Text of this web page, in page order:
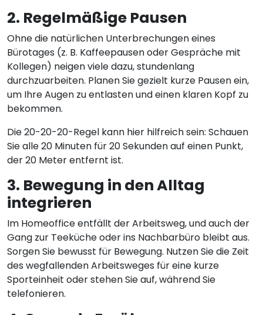
2. Regelmäßige Pausen
Ohne die natürlichen Unterbrechungen eines
Bürotages (z. B. Kaffeepausen oder Gespräche mit
Kollegen) neigen viele dazu, stundenlang
durchzuarbeiten. Planen Sie gezielt kurze Pausen ein,
um Ihre Augen zu entlasten und einen klaren Kopf zu
bekommen.
Die 20-20-20-Regel kann hier hilfreich sein: Schauen
Sie alle 20 Minuten für 20 Sekunden auf einen Punkt,
der 20 Meter entfernt ist.
3. Bewegung in den Alltag
integrieren
Im Homeoffice entfällt der Arbeitsweg, und auch der
Gang zur Teeküche oder ins Nachbarbüro bleibt aus.
Sorgen Sie bewusst für Bewegung. Nutzen Sie die Zeit
des wegfallenden Arbeitsweges für eine kurze
Sporteinheit oder stehen Sie auf, während Sie
telefonieren.